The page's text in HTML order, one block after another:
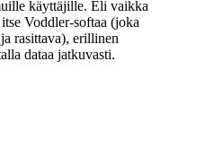
käyttäjille. Eli vaikka
Voddler-softaa (joka
rasittava), erillinen
dataa jatkuvasti.